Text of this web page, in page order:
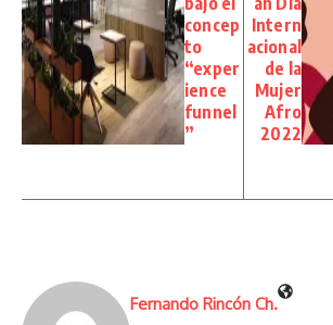
concep
to
“exper
ience
funnel
”
Intern
acional
de la
Mujer
Afro
2022
Fernando Rincón Ch.